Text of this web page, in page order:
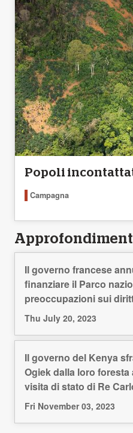
Popoli
Campagna
Il governo francese
finanziare il Parco
preoccupazioni sui
Thu July 20, 2023
Il governo del Kenya
Ogiek dalla loro
visita di stato di Re
Fri November 03, 2023